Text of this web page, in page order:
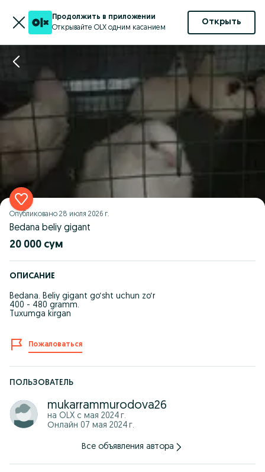
Продолжить в приложении
Открывайте OLX одним касанием
Открыть
Опубликовано 28 июля 2026 г.
Bedana beliy gigant
20 000 сум
ОПИСАНИЕ
Bedana. Beliy gigant go‘sht uchun zo‘r
400 - 480 gramm.
Tuxumga kirgan
Пожаловаться
ПОЛЬЗОВАТЕЛЬ
mukarrammurodova26
на OLX с мая 2024 г.
Онлайн 07 мая 2024 г.
Все объявления автора